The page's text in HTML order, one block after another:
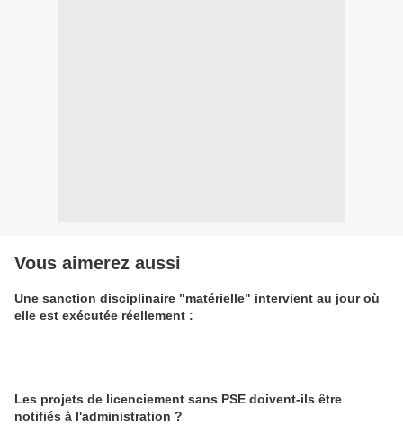
Vous aimerez aussi
Une sanction disciplinaire "matérielle" intervient au jour où
elle est exécutée réellement :
Les projets de licenciement sans PSE doivent-ils être
notifiés à l'administration ?